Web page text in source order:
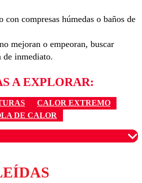
con compresas húmedas o baños de
mejoran o empeoran, buscar
de inmediato.
A EXPLORAR:
CALOR EXTREMO
DE CALOR
son moderados para garantizar un
diálogo respetuoso.